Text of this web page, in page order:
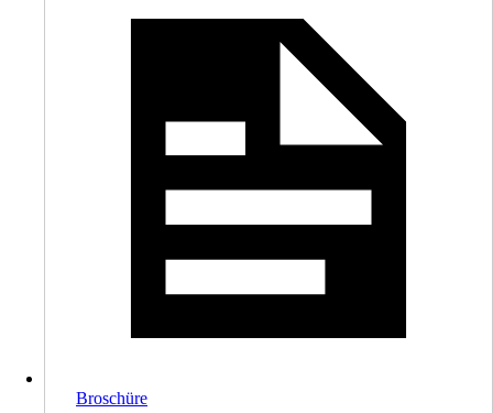
Broschüre